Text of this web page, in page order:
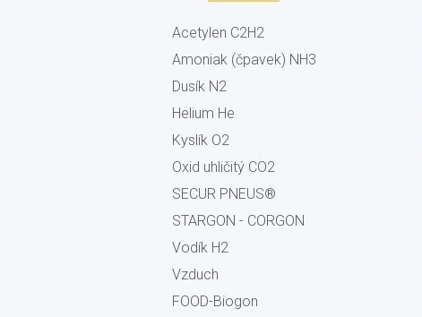
Acetylen C2H2
Amoniak (čpavek) NH3
Dusík N2
Helium He
Kyslík O2
Oxid uhličitý CO2
SECUR PNEUS®
STARGON - CORGON
Vodík H2
Vzduch
FOOD-Biogon